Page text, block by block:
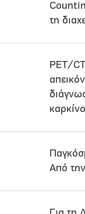
τη
PET/
Από